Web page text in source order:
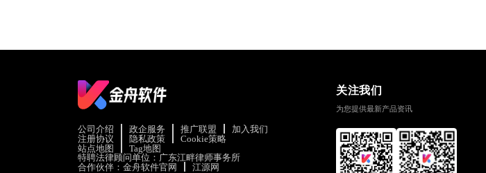
公司介绍 政企服务 推广联盟
加入我们
注册协议
隐私政策
Cookie策略
站点地图
Tag地图
特聘法律顾问单位：广东江畔律师事务所
合作伙伴： 金舟软件官网 江源网
关注我们
为您提供最新产品资讯